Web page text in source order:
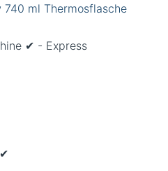
740 ml Thermosflasche
✔︎ - Express